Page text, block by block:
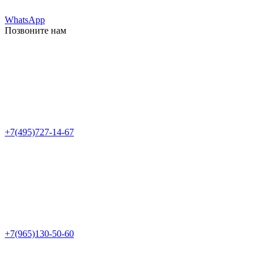
WhatsApp
Позвоните нам
+7(495)727-14-67
+7(965)130-50-60